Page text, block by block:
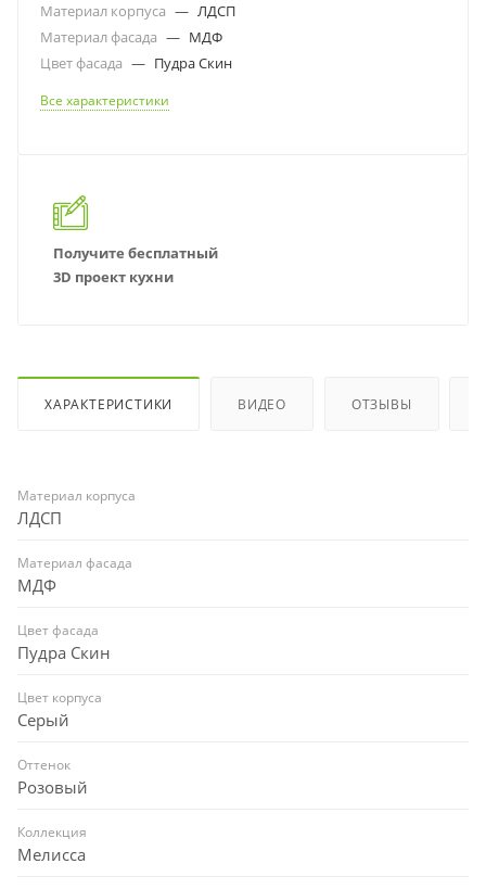
Материал корпуса — ЛДСП
Материал фасада — МДФ
Цвет фасада — Пудра Скин
Все характеристики
Получите бесплатный
3D проект кухни
ХАРАКТЕРИСТИКИ ВИДЕО ОТЗЫВЫ
Материал корпуса
ЛДСП
Материал фасада
МДФ
Цвет фасада
Пудра Скин
Цвет корпуса
Серый
Оттенок
Розовый
Коллекция
Мелисса